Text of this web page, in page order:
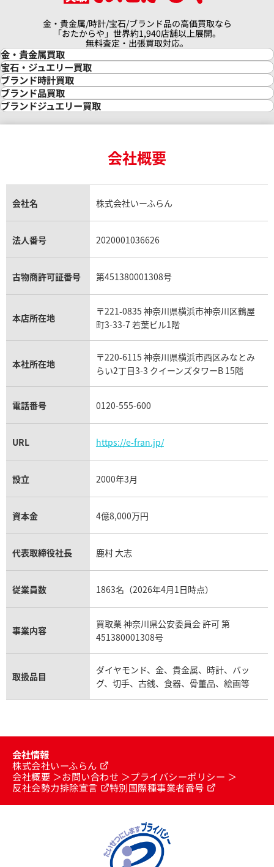
金・貴金属/時計/宝石/ブランド品の高価買取なら
「おたからや」世界約1,940店舗以上展開。
無料査定・出張買取対応。
金・貴金属買取
金買取
金の相場価格情報
金の参考買取価格一覧
インゴット買取
インゴットの相場価格情報
24金買取
金貨買取
貴金属買取
銀・シルバー買取
パラジウム買取
宝石・ジュエリー買取
宝石・ジュエリー買取
ダイヤモンド買取
ダイヤモンド・宝石の参考価格一覧
リング・結婚指輪買取
エメラルド買取
トパーズ買取
タンザナイト買取
キャッツアイ買取
アクアマリン買取
ブランド時計買取
時計買取
ロレックス買取
ロレックス デイトナ買取
ロレックス サブマリーナー買取
ロレックス エクスプローラー買取
ロレックス デイトジャスト買取
パテック フィリップノーチラス買取
ヴァシュロン・コンスタンタン買取
オメガ買取
カルティエ買取
フランク ミュラー買取
リシャール・ミル買取
パネライ買取
チューダー（チュードル）買取
ブランド品買取
ブランド買取
シャネル マトラッセ買取
セリーヌ買取
プラダ買取
ブランドジュエリー買取
ヴァンクリーフ＆アーペル買取
ショーメ買取
ダミアーニ買取
モーブッサン買取
会社概要
会社名 株式会社いーふらん
法人番号 2020001036626
古物商許可証番号 第451380001308号
本店所在地
〒221-0835 神奈川県横浜市神奈川区鶴屋
町3-33-7 若葉ビル1階
本社所在地
〒220-6115 神奈川県横浜市西区みなとみ
らい2丁目3-3 クイーンズタワーB 15階
電話番号 0120-555-600
URL https://e-fran.jp/
設立 2000年3月
資本金 4億8,000万円
代表取締役社長 鹿村 大志
従業員数 1863名（2026年4月1日時点）
事業内容
買取業 神奈川県公安委員会 許可 第
451380001308号
取扱品目
ダイヤモンド、金、貴金属、時計、バッ
グ、切手、古銭、食器、骨董品、絵画等
会社情報
株式会社いーふらん
会社概要
お問い合わせ
プライバシーポリシー
反社会勢力排除宣言
特別国際種事業者番号